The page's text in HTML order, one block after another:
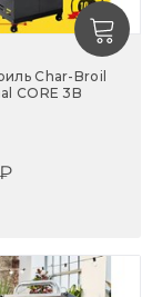
Char-Broil
CORE 3B